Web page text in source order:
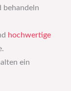
behandeln
hochwertige
ein